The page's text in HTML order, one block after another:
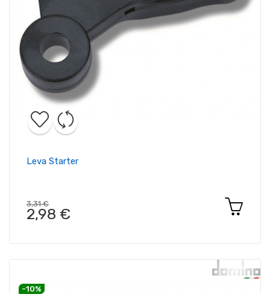
Leva Starter
3,31 €
2,98 €
-10%